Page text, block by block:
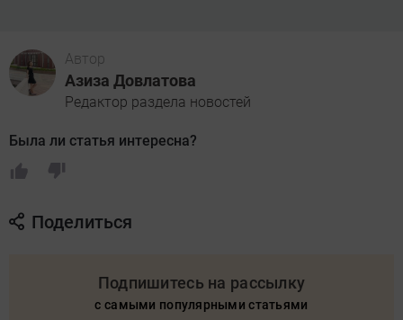
Автор
Азиза Довлатова
Редактор раздела новостей
Была ли статья интересна?
Поделиться
Подпишитесь на рассылку
с самыми популярными статьями